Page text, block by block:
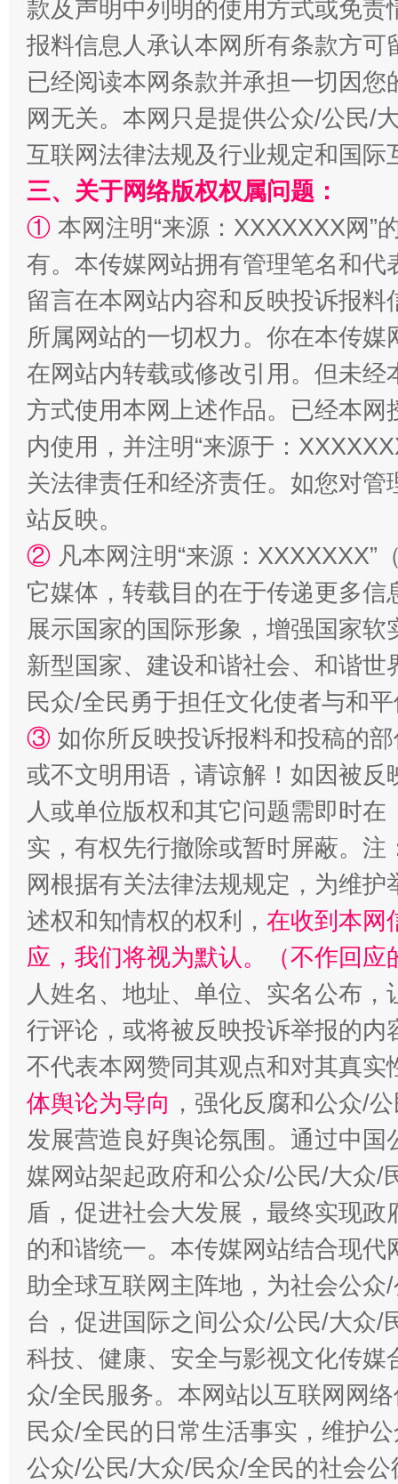
阿坝州三大球赛在茂县开幕 规模
国家大学科技园优化重塑工作
扯下公款旅游的“隐身衣” 如何以
“蜀中异人”王建安的艺术幻境
款及声明中列明的使用方式或免责
报料信息人承认本网所有条款方
已经阅读本网条款并承担一切因
网无关。本网只是提供公众/公民/
互联网法律法规及行业规定和国
三、关于网络版权权属问题：
① 本网注明“来源：XXXXXXX网”
有。本传媒网站拥有管理笔名和
留言在本网站内容和反映投诉报
所属网站的一切权力。你在本传
在网站内转载或修改引用。但未
方式使用本网上述作品。已经本
内使用，并注明“来源于：
关法律责任和经济责任。如您对
站反映。
② 凡本网注明“来源：
它媒体，转载目的在于传递更多
展示国家的国际形象，增强国家
新型国家、建设和谐社会、和谐
民众/全民勇于担任文化使者与和
③ 如你所反映投诉报料和投稿的
或不文明用语，请谅解！如因被
人或单位版权和其它问题需即时在
实，有权先行撤除或暂时屏蔽。
网根据有关法律法规规定，为维
述权和知情权的权利， 在收到本网
应，我们将视为默认。（不作回应
人姓名、地址、单位、实名公布
行评论，或将被反映投诉举报的
不代表本网赞同其观点和对其真实
体舆论为导向 ，强化反腐和公众/
发展营造良好舆论氛围。通过中
媒网站架起政府和公众/公民/大众/
盾，促进社会大发展，最终实现
的和谐统一。本传媒网站结合现
助全球互联网主阵地，为社会公
台，促进国际之间公众/公民/大众/
科技、健康、安全与影视文化传
众/全民服务。本网站以互联网网
民众/全民的日常生活事实，维护
公众/公民/大众/民众/全民的社会公